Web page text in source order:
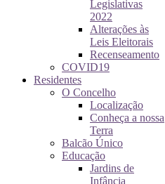
Legislativas
2022
Alterações às
Leis Eleitorais
Recenseamento
COVID19
Residentes
O Concelho
Localização
Conheça a nossa
Terra
Balcão Único
Educação
Jardins de
Infância